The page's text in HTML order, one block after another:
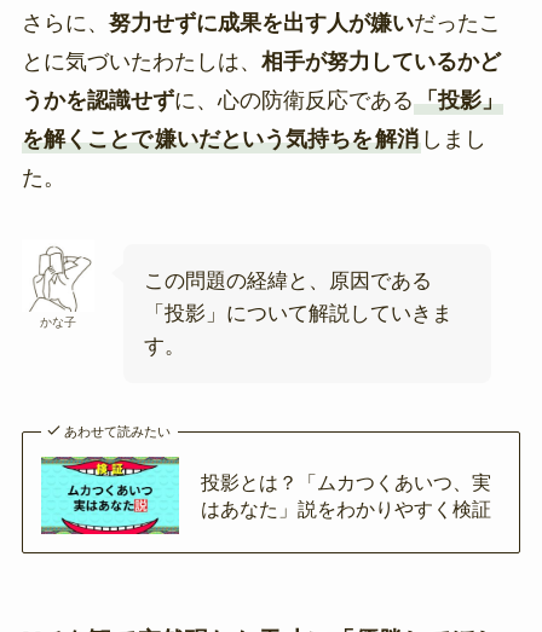
さらに、努力せずに成果を出す人が嫌いだったこ
とに気づいたわたしは、 相手が努力しているかど
うかを認識せずに、心の防衛反応である「投影」
を解くことで嫌いだという気持ちを解消しまし
た。
かな子
この問題の経緯と、原因である
「投影」について解説していきま
す。
あわせて読みたい
投影とは？「ムカつくあいつ、実
はあなた」説をわかりやすく検証